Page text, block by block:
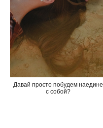
Давай просто побудем наедине
с собой?